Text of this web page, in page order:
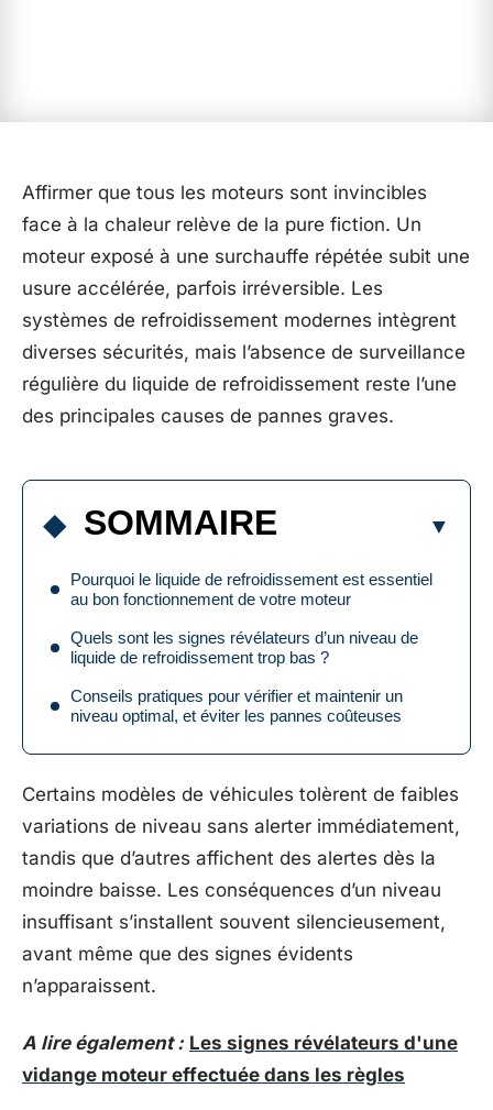
Affirmer que tous les moteurs sont invincibles
face à la chaleur relève de la pure fiction. Un
moteur exposé à une surchauffe répétée subit une
usure accélérée, parfois irréversible. Les
systèmes de refroidissement modernes intègrent
diverses sécurités, mais l’absence de surveillance
régulière du liquide de refroidissement reste l’une
des principales causes de pannes graves.
SOMMAIRE
Pourquoi le liquide de refroidissement est essentiel
au bon fonctionnement de votre moteur
Quels sont les signes révélateurs d’un niveau de
liquide de refroidissement trop bas ?
Conseils pratiques pour vérifier et maintenir un
niveau optimal, et éviter les pannes coûteuses
Certains modèles de véhicules tolèrent de faibles
variations de niveau sans alerter immédiatement,
tandis que d’autres affichent des alertes dès la
moindre baisse. Les conséquences d’un niveau
insuffisant s’installent souvent silencieusement,
avant même que des signes évidents
n’apparaissent.
A lire également : Les signes révélateurs d'une
vidange moteur effectuée dans les règles